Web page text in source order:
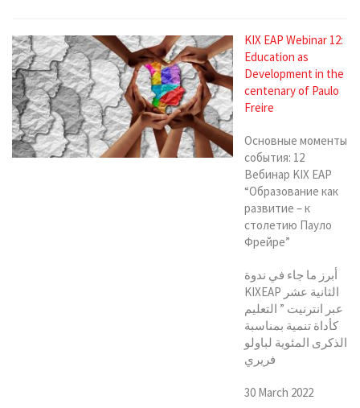
KIX EAP Webinar 12:
Education as
Development in the
centenary of Paulo
Freire
Основные моменты
события: 12
Вебинар KIX EAP
“Образование как
развитие – к
столетию Пауло
Фрейре”
أبرز ما جاء في ندوة
KIXEAP الثانية عشر
عبر انترنيت ” التعليم
كأداة تنمية بمناسبة
الذكرى المئوية لباولو
فريري
30 March 2022